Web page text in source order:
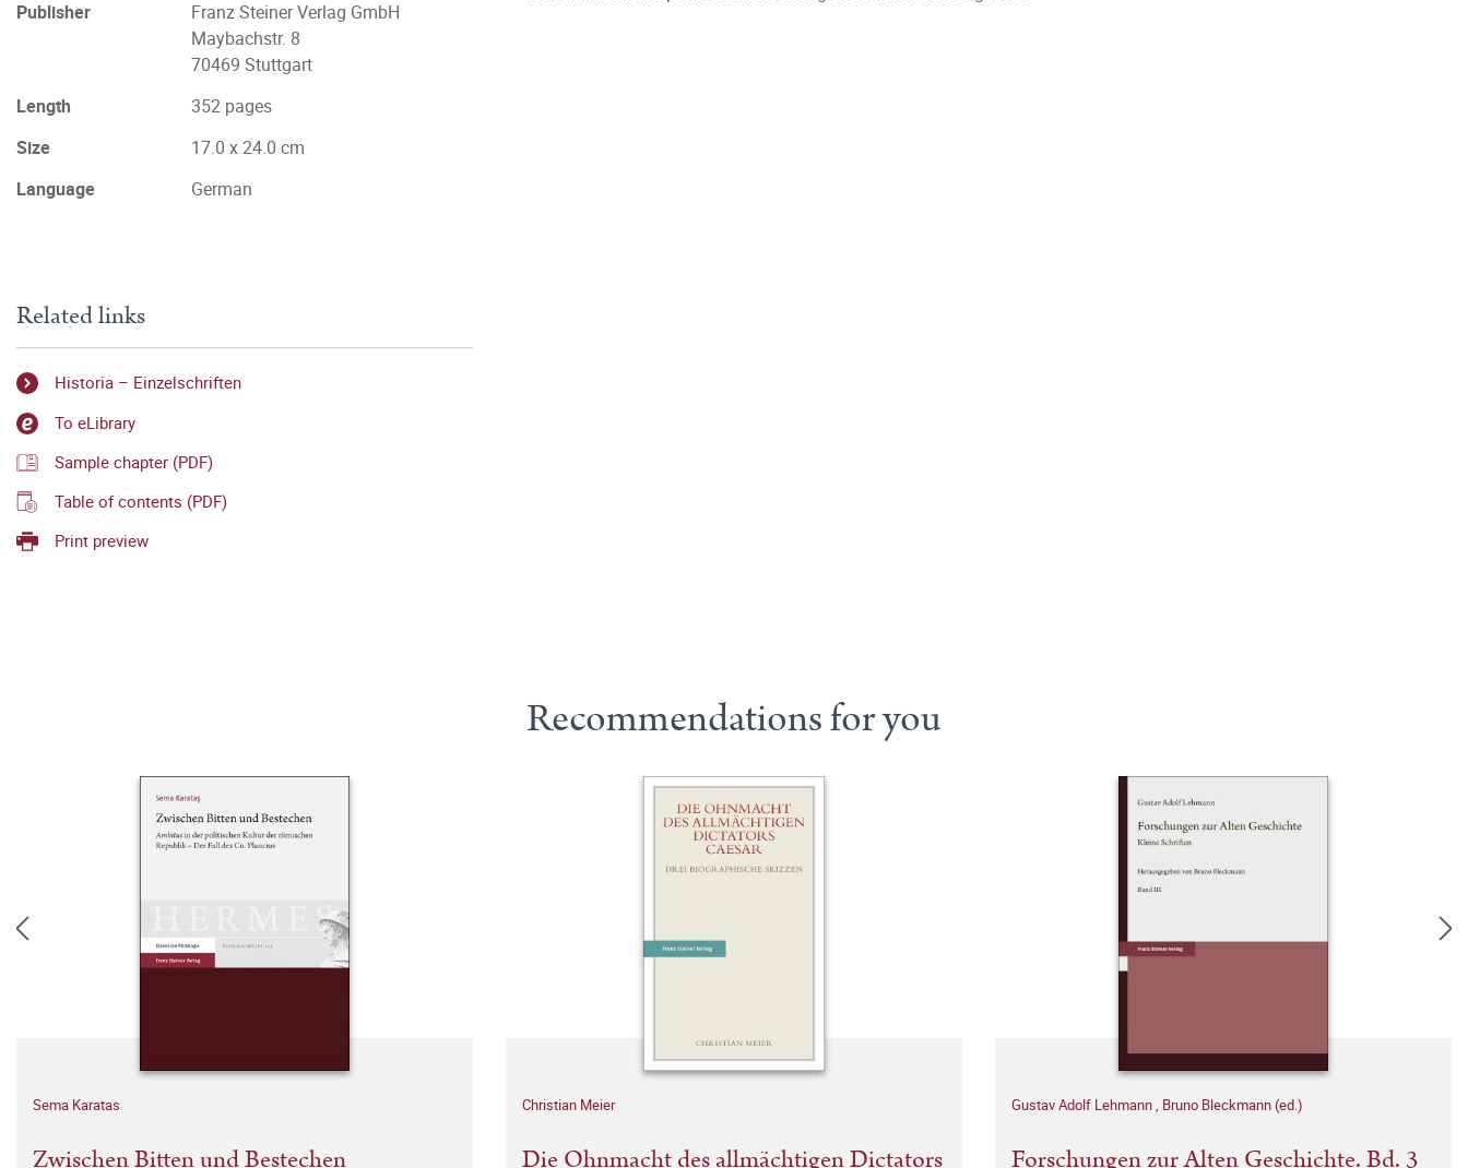
Publisher
Franz Steiner Verlag GmbH
Maybachstr. 8
70469 Stuttgart
Length
352 pages
Size
17.0 x 24.0 cm
Language
German
Related links
Historia – Einzelschriften
To eLibrary
Sample chapter (PDF)
Table of contents (PDF)
Print preview
Recommendations for you
Sema Karatas
Zwischen Bitten und Bestechen
Christian Meier
Die Ohnmacht des allmächtigen Dictators
Gustav Adolf Lehmann, Bruno Bleckmann (ed.)
Forschungen zur Alten Geschichte. Bd. 3